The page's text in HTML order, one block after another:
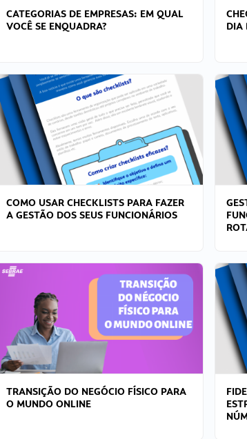
CATEGORIAS DE EMPRESAS: EM QUAL
VOCÊ SE ENQUADRA?
DIA
COMO USAR CHECKLISTS PARA FAZER
A GESTÃO DOS SEUS FUNCIONÁRIOS
TRANSIÇÃO DO NEGÓCIO FÍSICO PARA
O MUNDO ONLINE